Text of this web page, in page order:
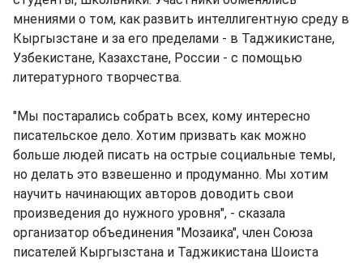
мнениями о том, как развить интеллигентную среду в
Кыргызстане и за его пределами - в Таджикистане,
Узбекистане, Казахстане, России - с помощью
литературного творчества.
"Мы постарались собрать всех, кому интересно
писательское дело. Хотим призвать как можно
больше людей писать на острые социальные темы,
но делать это взвешенно и продуманно. Мы хотим
научить начинающих авторов доводить свои
произведения до нужного уровня", - сказала
организатор объединения "Мозаика", член Союза
писателей Кыргызстана и Таджикистана Шоиста